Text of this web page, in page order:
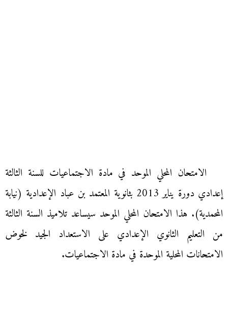
الامتحان المحلي الموحد في مادة الاجتماعيات للسنة الثالثة
إعدادي دورة يناير 2013 بثانوية المعتمد بن عباد الإعدادية (نيابة
المحمدية). هذا الامتحان المحلي الموحد سيساعد تلاميذ السنة الثالثة
من التعليم الثانوي الإعدادي على الاستعداد الجيد لخوض
الامتحانات المحلية الموحدة في مادة الاجتماعيات.